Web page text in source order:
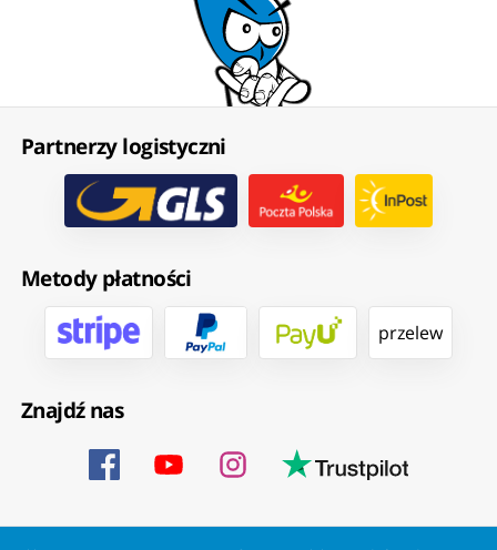
Partnerzy logistyczni
Metody płatności
przelew
Znajdź nas